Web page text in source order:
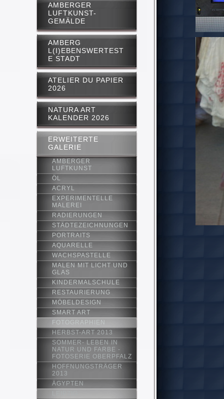
AMBERGER
LUFTKUNST-
GEMÄLDE
AMBERG
L(I)EBENSWERTEST
E STADT
ATELIER DU PAPIER
2026
NATURA ART
KALENDER 2026
ERWEITERTE
GALERIE
AMBERGER
LUFTKUNST
ÖL
ACRYL
EXPERIMENTELLE
MALEREI
RADIERUNGEN
STÄDTEZEICHNUNGEN
PORTRAITS
AQUARELLE
WACHSPASTELLE
MALEN MIT LICHT UND
GLAS
KINDERMALSCHULE
RESTAURIERUNG
MÖBELDESIGN
SMART ART
FOTOGRAPHIEN
HERBST-ART 2013
SOMMER- LEBEN IN
NATUR UND FARBE -
FOTOSERIE OBERPFALZ
HOFFNUNGSTRÄGER
2013
ÄGYPTEN